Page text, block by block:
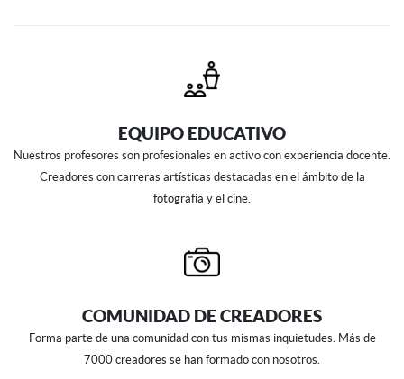
EQUIPO EDUCATIVO
Nuestros profesores son profesionales en activo con experiencia docente.
Creadores con carreras artísticas destacadas en el ámbito de la
fotografía y el cine.
COMUNIDAD DE CREADORES
Forma parte de una comunidad con tus mismas inquietudes. Más de
7000 creadores se han formado con nosotros.